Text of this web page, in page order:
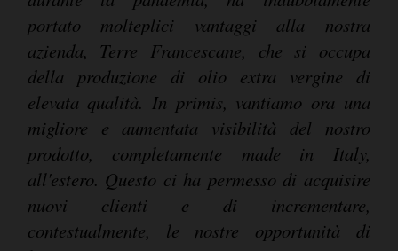
portato molteplici vantaggi alla nostra
azienda, Terre Francescane, che si occupa
della produzione di olio extra vergine di
elevata qualità. In primis, vantiamo ora una
migliore e aumentata visibilità del nostro
prodotto, completamente made in Italy,
all'estero. Questo ci ha permesso di acquisire
nuovi clienti e di incrementare,
contestualmente, le nostre opportunità di